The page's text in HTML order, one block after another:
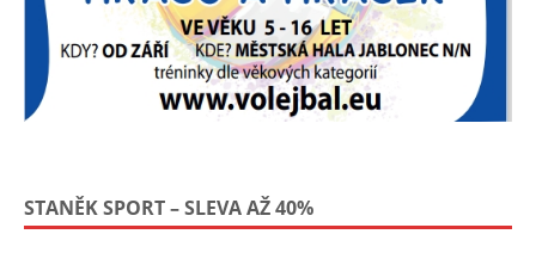
STANĚK SPORT – SLEVA AŽ 40%